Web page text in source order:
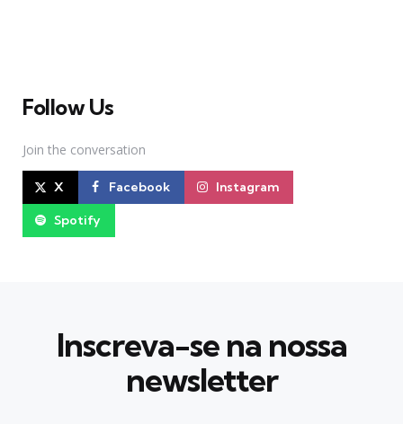
Follow Us
Join the conversation
X Facebook Instagram
Spotify
Inscreva-se na nossa
newsletter